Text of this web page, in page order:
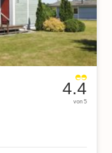
4.4
von 5